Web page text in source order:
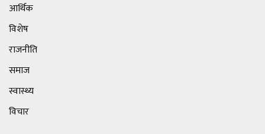
आर्थिक
विशेष
राजनीति
समाज
स्वास्थ्य
विचार